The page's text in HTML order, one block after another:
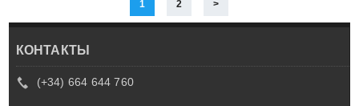
1 2 >
КОНТАКТЫ
(+34) 664 644 760